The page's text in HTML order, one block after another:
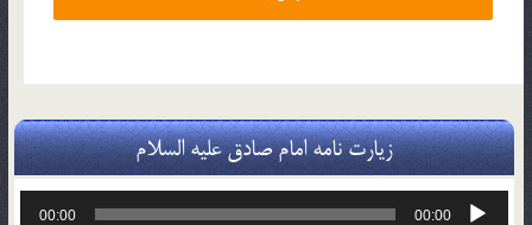
زیارت نامه امام صادق علیه السلام
پخش‌کننده
00:00
00:00